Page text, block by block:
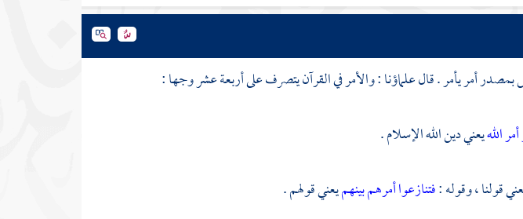
بمصدر أمر يأمر . قال علماؤنا : والأمر في القرآن يتصرف على أربعة عشر وجها :
اللهيعني دين الله الإسلام .
قولنا ، وقوله :فتنازعوا أمرهم بينهميعني قولهم .